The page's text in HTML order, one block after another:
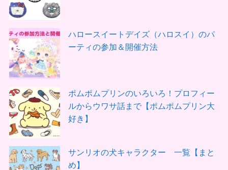
ハロースイートデイズ（ハロスイ）のパ
ーティの参加＆開催方法
ポムポムプリンのいろいろ！プロフィー
ルからウワサ話まで【ポムポムプリン大
好き】
サンリオの犬キャラクター 一覧【まと
め】